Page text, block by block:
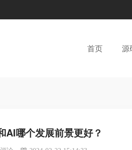
首页 源
AI哪个发展前景更好？